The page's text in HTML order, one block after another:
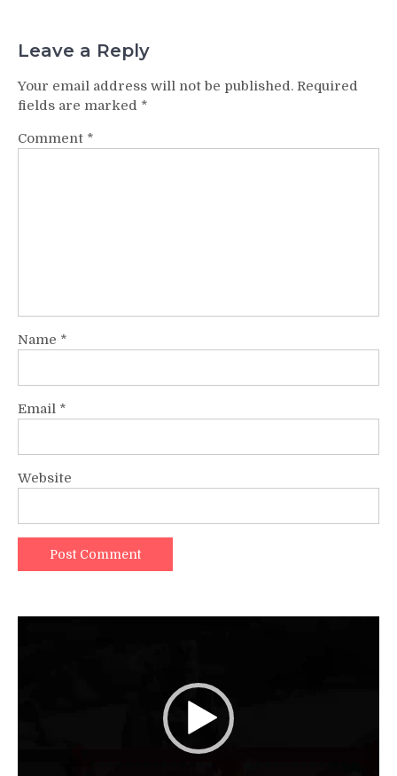
Leave a Reply
Your email address will not be published. Required
fields are marked *
Comment *
Name *
Email *
Website